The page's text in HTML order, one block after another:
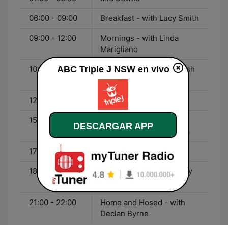
06:00 - 09:00 Breakfast - with Lucy Smith
09:00 - 12:00
Mornings - with Linda
Marigliano
10:00 - 00:00
short.fast.loud - with Josh
Merriel
12:00 - 15:00 Lunch - with Gen Fricker
15:00 - 17:30
Drive - with Veronica
Milsom and Lewis Hobba
17:30 - 18:00 Hack - with Tom Tilley
18:00 - 20:00
Good Nights - with Ebony
21:00 - 22:00
Home and Hosed - with
Declan Byrne
ABC Triple J NSW en vivo
DESCARGAR APP